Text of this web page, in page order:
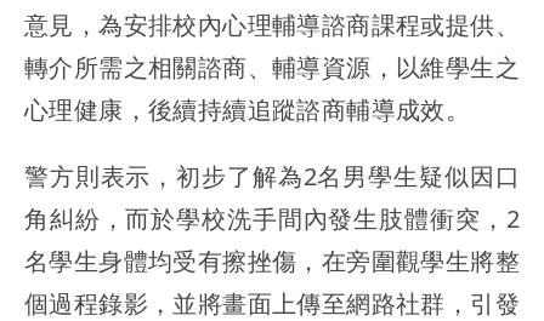
意見，為安排校內心理輔導諮商課程或提供、
轉介所需之相關諮商、輔導資源，以維學生之
心理健康，後續持續追蹤諮商輔導成效。
警方則表示，初步了解為2名男學生疑似因口
角糾紛，而於學校洗手間內發生肢體衝突，2
名學生身體均受有擦挫傷，在旁圍觀學生將整
個過程錄影，並將畫面上傳至網路社群，引發